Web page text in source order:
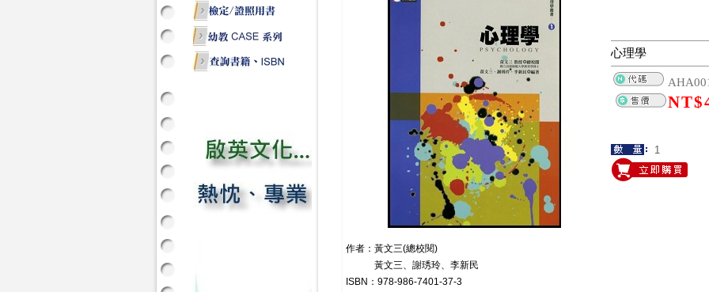
心理學
NT$
作者：黃文三(總校閱)
黃文三、謝琇玲、李新民
ISBN：978-986-7401-37-3